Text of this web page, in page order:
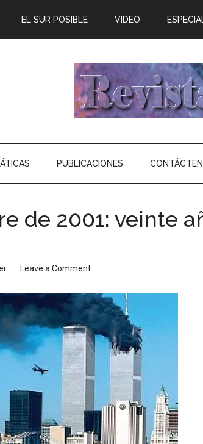
EL SUR POSIBLE VIDEO
PUBLICACIONES
de 2001: veinte
Leave a Comment